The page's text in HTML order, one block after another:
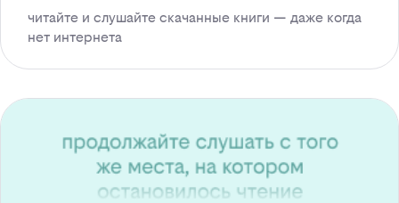
читайте и слушайте скачанные книги — даже когда
нет интернета